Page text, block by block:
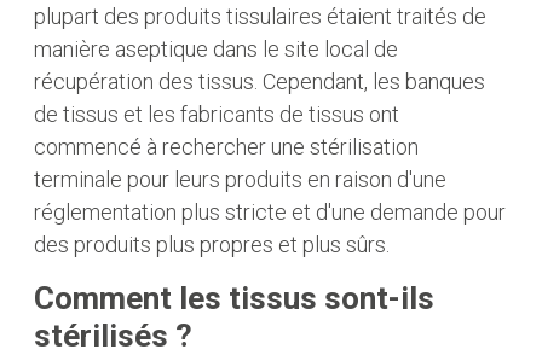
plupart des produits tissulaires étaient traités de
manière aseptique dans le site local de
récupération des tissus. Cependant, les banques
de tissus et les fabricants de tissus ont
commencé à rechercher une stérilisation
terminale pour leurs produits en raison d'une
réglementation plus stricte et d'une demande pour
des produits plus propres et plus sûrs.
Comment les tissus sont-ils
stérilisés ?